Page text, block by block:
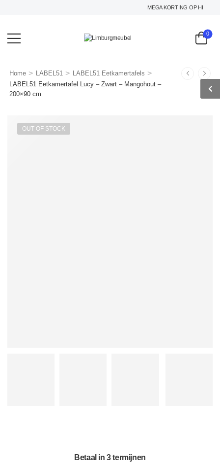
MEGA KORTING OP HET
0
Home > LABEL51 > LABEL51 Eetkamertafels >
LABEL51 Eetkamertafel Lucy – Zwart – Mangohout –
200×90 cm
OUT OF STOCK
Betaal in 3 termijnen